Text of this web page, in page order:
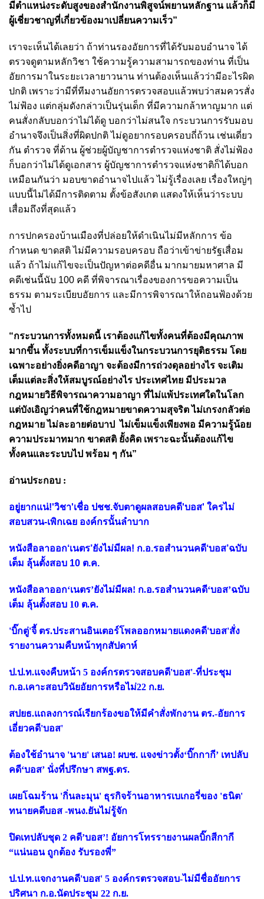
มีตำแหน่งระดับสูงของสำนักงานพิสูจน์พยานหลักฐาน แล้วก็มี
ผู้เชี่ยวชาญที่เกี่ยวข้องมาเปลี่ยนความเร็ว”
เราจะเห็นได้เลยว่า ถ้าท่านรองอัยการที่ได้รับมอบอำนาจ ได้
ตรวจดูตามหลักวิชา ใช้ความรู้ความสามารถของท่าน ที่เป็น
อัยการมาในระยะเวลายาวนาน ท่านต้องเห็นแล้วว่ามีอะไรผิด
ปกติ เพราะว่ามีที่ทีมงานอัยการตรวจสอบแล้วพบว่าสมควรสั่ง
ไม่ฟ้อง แต่กลุ่มดังกล่าวเป็นรุ่นเด็ก ที่มีความกล้าหาญมาก แต่
คนสั่งกลับบอกว่าไม่ได้ดู บอกว่าไม่สนใจ กระบวนการรับมอบ
อำนาจจึงเป็นสิ่งที่ผิดปกติ ไม่ดูอยากรอบครอบถี่ถ้วน เช่นเดี่ยว
กัน ตำรวจ ที่ด้าน ผู้ช่วยผู้บัญชาการตำรวจแห่งชาติ สั่งไม่ฟ้อง
ก็บอกว่าไม่ได้ดูเอกสาร ผู้บัญชาการตำรวจแห่งชาติก็ได้บอก
เหมือนกันว่า มอบขาดอำนาจไปแล้ว ไม่รู้เรื่องเลย เรื่องใหญ่ๆ
แบบนี้ไม่ได้มีการติดตาม ตั้งข้อสังเกต แสดงให้เห็นว่าระบบ
เสื่อมถึงที่สุดแล้ว
การปกครองบ้านเมืองที่ปล่อยให้ดำเนินไม่มีหลักการ ข้อ
กำหนด ขาดสติ ไม่มีความรอบครอบ ถือว่าเข้าข่ายรัฐเสื่อม
แล้ว ถ้าไม่แก้ไขจะเป็นปัญหาต่อคดีอื่น มากมายมหาศาล มี
คดีเช่นนี้นับ 100 คดี ที่พิจารณาเรื่องของการขอความเป็น
ธรรม ตามระเบียบอัยการ และมีการพิจารณาให้ถอนฟ้องด้วย
ซ้ำไป
“กระบวนการทั้งหมดนี้ เราต้องแก้ไขทั้งคนที่ต้องมีคุณภาพ
มากขึ้น ทั้งระบบที่การเข็มแข็งในกระบวนการยุติธรรม โดย
เฉพาะอย่างยิ่งคดีอาญา จะต้องมีการถ่วงดุลอย่างไร จะเติม
เต็มแต่ละสิ่งให้สมบูรณ์อย่างไร ประเทศไทย มีประมวล
กฎหมายวิธีพิจารณาความอาญา ที่ไม่แพ้ประเทศใดในโลก
แต่บังเอิญว่าคนที่ใช้กฎหมายขาดความสุจริต ไม่เกรงกลัวต่อ
กฎหมาย ไม่ละอายต่อบาป ไม่เข็มแข็งเพียงพอ มีความรู้น้อย
ความประมาทมาก ขาดสติ ยั้งคิด เพราะฉะนั้นต้องแก้ไข
ทั้งคนและระบบไป พร้อม ๆ กัน”
อ่านประกอบ :
อยู่ยากแน่!'วิชา'เชื่อ ปชช.จับตาดูผลสอบคดี'บอส' ใครไม่
สอบสวน-เพิกเฉย องค์กรนั้นลำบาก
หนังสือลาออก‘เนตร’ยังไม่มีผล! ก.อ.รอสำนวนคดี‘บอส’ฉบับ
เต็ม ลุ้นตั้งสอบ 10 ต.ค.
หนังสือลาออก‘เนตร’ยังไม่มีผล! ก.อ.รอสำนวนคดี‘บอส’ฉบับ
เต็ม ลุ้นตั้งสอบ 10 ต.ค.
'บิ๊กตู่'จี้ ตร.ประสานอินเตอร์โพลออกหมายแดงคดี'บอส'สั่ง
รายงานความคืบหน้าทุกสัปดาห์
ป.ป.ท.แจงคืบหน้า 5 องค์กรตรวจสอบคดี'บอส'-ที่ประชุม
ก.อ.เคาะสอบวินัยอัยการหรือไม่22 ก.ย.
สปยธ.แถลงการณ์เรียกร้องขอให้มีคำสั่งพักงาน ตร.-อัยการ
เอี่ยวคดี'บอส'
ต้องใช้อำนาจ 'นาย' เสนอ! ผบช. แจงข่าวตั้ง‘บิ๊กกากี’ เทปลับ
คดี‘บอส’ นั่งที่ปรึกษา สพฐ.ตร.
เผยโฉมร้าน 'กิ่นละมุน' ธุรกิจร้านอาหารเบเกอรี่ของ 'ธนิต'
ทนายคดีบอส -พนง.ยันไม่รู้จัก
ปิดเทปลับชุด 2 คดี’บอส’! อัยการโทรรายงานผลบิ๊กสีกากี
“แน่นอน ถูกต้อง รับรองพี่”
ป.ป.ท.แจกงานคดี'บอส' 5 องค์กรตรวจสอบ-ไม่มีชื่ออัยการ
ปริศนา ก.อ.นัดประชุม 22 ก.ย.